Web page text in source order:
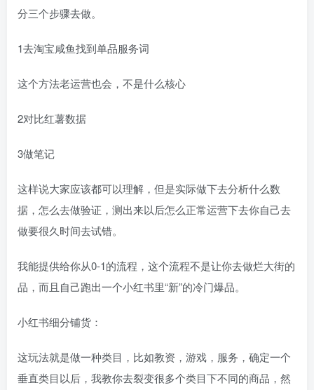
分三个步骤去做。
1去淘宝咸鱼找到单品服务词
这个方法老运营也会，不是什么核心
2对比红薯数据
3做笔记
这样说大家应该都可以理解，但是实际做下去分析什么数
据，怎么去做验证，测出来以后怎么正常运营下去你自己去
做要很久时间去试错。
我能提供给你从0-1的流程，这个流程不是让你去做烂大街的
品，而且自己跑出一个小红书里“新”的冷门爆品。
小红书细分铺货：
这玩法就是做一种类目，比如教资，游戏，服务，确定一个
垂直类目以后，我教你去裂变很多个类目下不同的商品，然